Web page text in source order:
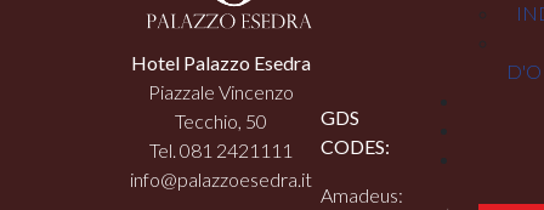
Hotel Palazzo Esedra
Piazzale Vincenzo
Tecchio, 50
Tel. 081 2421111
info@palazzoesedra.it
GDS
CODES:
Amadeus: